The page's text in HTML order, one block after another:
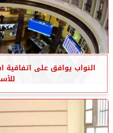
النواب يوافق على